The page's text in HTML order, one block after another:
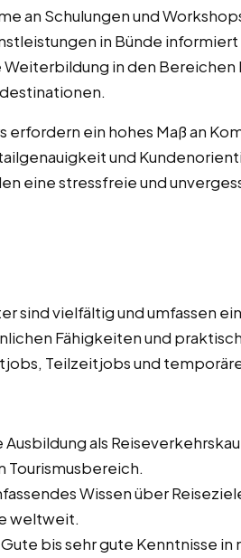
an Schulungen und
in Bünde
Weiterbildung in den Bereichen
erfordern ein hohes Maß an
und
eine stressfreie und
sind vielfältig und umfassen
Fähigkeiten und
Teilzeitjobs und
Ausbildung als
Tourismusbereich.
Wissen über
weltweit.
Gute bis sehr gute Kenntnisse